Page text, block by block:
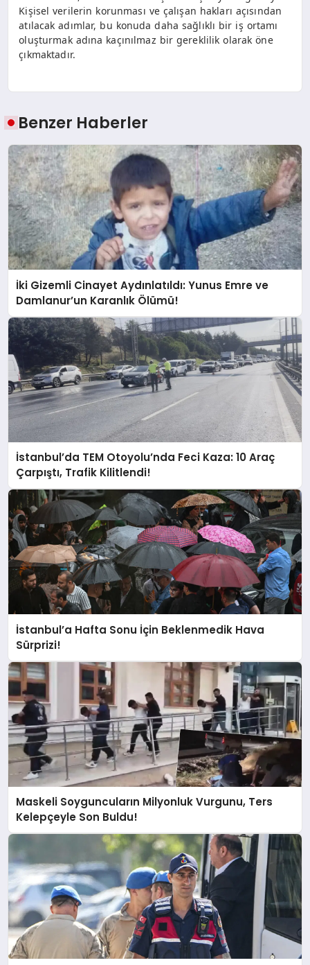
Kişisel verilerin korunması ve çalışan hakları açısından
atılacak adımlar, bu konuda daha sağlıklı bir iş ortamı
oluşturmak adına kaçınılmaz bir gereklilik olarak öne
çıkmaktadır.
Benzer Haberler
İki Gizemli Cinayet Aydınlatıldı: Yunus Emre ve
Damlanur’un Karanlık Ölümü!
İstanbul’da TEM Otoyolu’nda Feci Kaza: 10 Araç
Çarpıştı, Trafik Kilitlendi!
İstanbul’a Hafta Sonu İçin Beklenmedik Hava
Sürprizi!
Maskeli Soyguncuların Milyonluk Vurgunu, Ters
Kelepçeyle Son Buldu!